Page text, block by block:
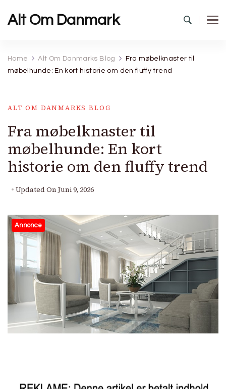
Alt Om Danmark
Home Alt Om Danmarks Blog
Fra møbelknaster til
møbelhunde: En kort historie om den fluffy trend
ALT OM DANMARKS BLOG
Fra møbelknaster til
møbelhunde: En kort
historie om den fluffy trend
Updated On Juni 9, 2026
Annonce